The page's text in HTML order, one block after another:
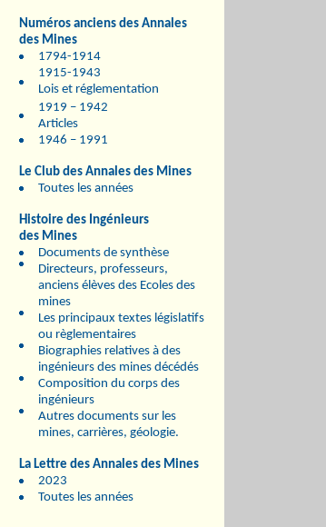
Numéros anciens des Annales
des Mines
1794-1914
1915-1943
Lois et réglementation
1919 – 1942
Articles
1946 – 1991
Le Club des Annales des Mines
Toutes les années
Histoire des Ingénieurs
des Mines
Documents de synthèse
Directeurs, professeurs,
anciens élèves des Ecoles des
mines
Les principaux textes législatifs
ou règlementaires
Biographies relatives à des
ingénieurs des mines décédés
Composition du corps des
ingénieurs
Autres documents sur les
mines, carrières, géologie.
La Lettre des Annales des Mines
2023
Toutes les années